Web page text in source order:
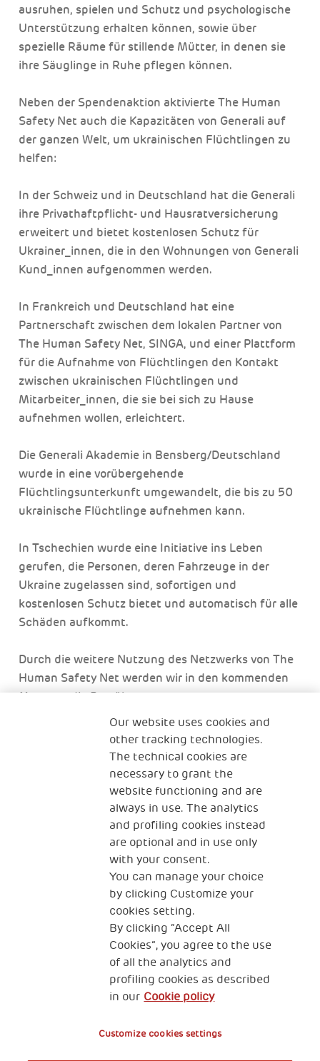
ausruhen, spielen und Schutz und psychologische
Unterstützung erhalten können, sowie über
spezielle Räume für stillende Mütter, in denen sie
ihre Säuglinge in Ruhe pflegen können.
Neben der Spendenaktion aktivierte The Human
Safety Net auch die Kapazitäten von Generali auf
der ganzen Welt, um ukrainischen Flüchtlingen zu
helfen:
In der Schweiz und in Deutschland hat die Generali
ihre Privathaftpflicht- und Hausratversicherung
erweitert und bietet kostenlosen Schutz für
Ukrainer_innen, die in den Wohnungen von Generali
Kund_innen aufgenommen werden.
In Frankreich und Deutschland hat eine
Partnerschaft zwischen dem lokalen Partner von
The Human Safety Net, SINGA, und einer Plattform
für die Aufnahme von Flüchtlingen den Kontakt
zwischen ukrainischen Flüchtlingen und
Mitarbeiter_innen, die sie bei sich zu Hause
aufnehmen wollen, erleichtert.
Die Generali Akademie in Bensberg/Deutschland
wurde in eine vorübergehende
Flüchtlingsunterkunft umgewandelt, die bis zu 50
ukrainische Flüchtlinge aufnehmen kann.
In Tschechien wurde eine Initiative ins Leben
gerufen, die Personen, deren Fahrzeuge in der
Ukraine zugelassen sind, sofortigen und
kostenlosen Schutz bietet und automatisch für alle
Schäden aufkommt.
Durch die weitere Nutzung des Netzwerks von The
Human Safety Net werden wir in den kommenden
Monaten die Bemühungen von
Flüchtlingsorganisationen unterstützen, die
Familien mit Kindern, die von der Krise betroffen
sind, Hilfe anbieten. The Human Safety Net
sammelt weiterhin Spenden für die Ukraine über
den folgenden Link:
https://donate.thehumansafetynet.org/forUkraine/
Our website uses cookies and
other tracking technologies.
The technical cookies are
necessary to grant the
website functioning and are
always in use. The analytics
and profiling cookies instead
are optional and in use only
with your consent.
You can manage your choice
by clicking Customize your
cookies setting.
By clicking “Accept All
Cookies”, you agree to the use
of all the analytics and
profiling cookies as described
in our Cookie policy
Customize cookies settings